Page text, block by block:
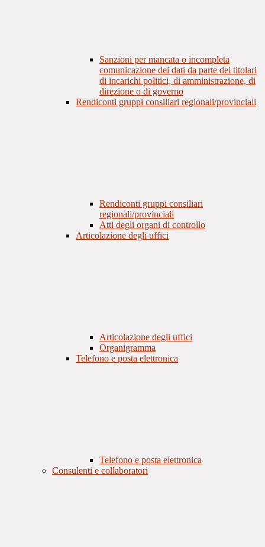
Sanzioni per mancata o incompleta
comunicazione dei dati da parte dei titolari
di incarichi politici, di amministrazione, di
direzione o di governo
Rendiconti gruppi consiliari regionali/provinciali
Rendiconti gruppi consiliari
regionali/provinciali
Atti degli organi di controllo
Articolazione degli uffici
Articolazione degli uffici
Organigramma
Telefono e posta elettronica
Telefono e posta elettronica
Consulenti e collaboratori